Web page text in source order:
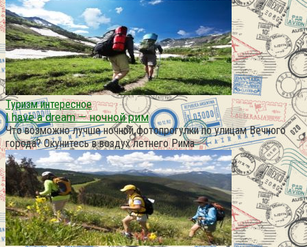
Туризм интересное
I have a dream — ночной рим
Что возможно лучше ночной фотопрогулки по улицам Вечного
города? Окунитесь в воздух летнего Рима